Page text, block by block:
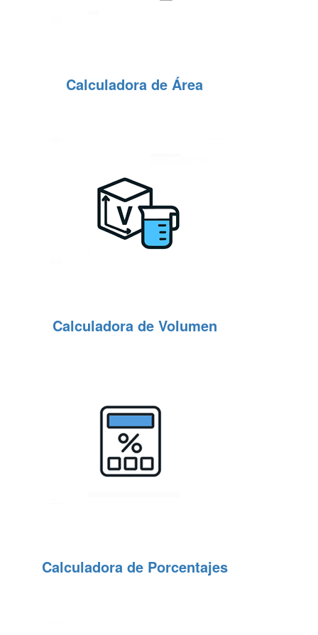
Calculadora de Área
Calculadora de Volumen
Calculadora de Porcentajes